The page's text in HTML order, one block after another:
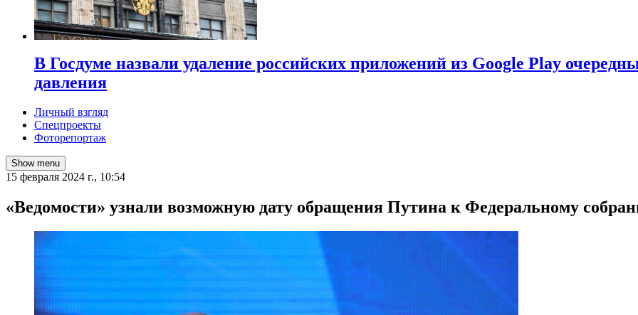
В Госдуме назвали удаление российских приложений из Google Play
давления
Личный взгляд
Спецпроекты
Фоторепортаж
Show menu
15 февраля 2024 г., 10:54
«Ведомости» узнали возможную дату обращения Путина к Федеральному